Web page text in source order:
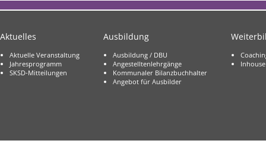
Aktuelles
Aktuelle Veranstaltung
Jahresprogramm
SKSD-Mitteilungen
Ausbildung
Ausbildung / DBU
Angestelltenlehrgänge
Kommunaler Bilanzbuchhalter
Angebot für Ausbilder
Inhouse